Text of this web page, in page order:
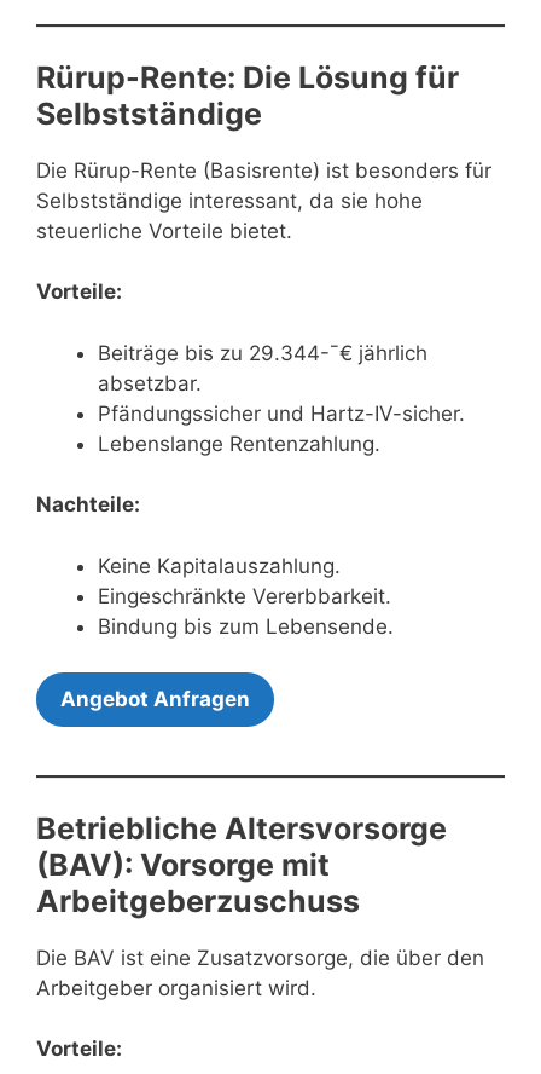
Rürup-Rente: Die Lösung für
Selbstständige
Die Rürup-Rente (Basisrente) ist besonders für
Selbstständige interessant, da sie hohe
steuerliche Vorteile bietet.
Vorteile:
Beiträge bis zu 29.344-¯€ jährlich
absetzbar.
Pfändungssicher und Hartz-IV-sicher.
Lebenslange Rentenzahlung.
Nachteile:
Keine Kapitalauszahlung.
Eingeschränkte Vererbbarkeit.
Bindung bis zum Lebensende.
Angebot Anfragen
Betriebliche Altersvorsorge
(BAV): Vorsorge mit
Arbeitgeberzuschuss
Die BAV ist eine Zusatzvorsorge, die über den
Arbeitgeber organisiert wird.
Vorteile: